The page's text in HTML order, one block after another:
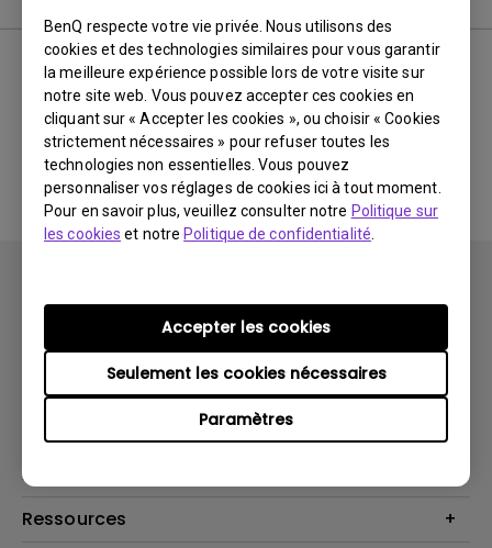
BenQ respecte votre vie privée. Nous utilisons des
cookies et des technologies similaires pour vous garantir
la meilleure expérience possible lors de votre visite sur
notre site web. Vous pouvez accepter ces cookies en
cliquant sur « Accepter les cookies », ou choisir « Cookies
strictement nécessaires » pour refuser toutes les
technologies non essentielles. Vous pouvez
personnaliser vos réglages de cookies ici à tout moment.
Pour en savoir plus, veuillez consulter notre Politique sur
les cookies et notre Politique de confidentialité
Paramètres
Seulement les cookies nécessaires
Accepter les cookies
Aucun logiciel ou pilote
associé
Haut-parleur
Assistance Technique
Contactez-nous
Ressources